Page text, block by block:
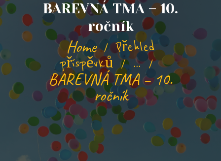
BAREVNÁ TMA – 10.
ročník
Home
Přehled
příspěvků
...
BAREVNÁ TMA – 10.
ročník
BLOG
AKCE
PŘIHLÁŠKY
KONTAKTY
PODPOŘTE NÁS